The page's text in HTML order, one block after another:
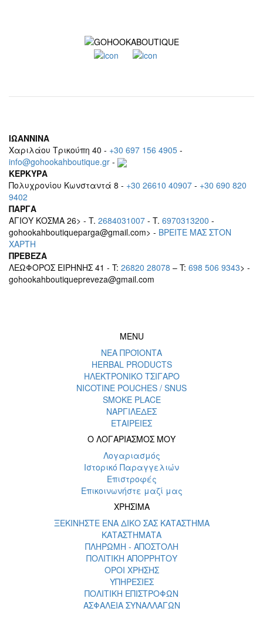
ΙΩΑΝΝΙΝΑ
Χαριλάου Τρικούπη 40 - +30 697 156 4905 -
info@gohookahboutique.gr -
ΚΕΡΚΥΡΑ
Πολυχρονίου Κωνσταντά 8 - +30 26610 40907 - +30 690 820
9402
ΠΑΡΓΑ
ΑΓΙΟΥ ΚΟΣΜΑ 26> - T. 2684031007 - T. 6970313200 -
gohookahboutiqueparga@gmail.com> - BΡEITE MAΣ ΣΤΟΝ
ΧΑΡΤΗ
ΠΡΕΒΕΖΑ
ΛΕΩΦΟΡΟΣ ΕΙΡΗΝΗΣ 41 - T: 26820 28078 – T: 698 506 9343> -
gohookahboutiquepreveza@gmail.com
MENU
ΝΕΑ ΠΡΟΪΟΝΤΑ
HERBAL PRODUCTS
ΗΛΕΚΤΡΟΝΙΚΟ ΤΣΙΓΑΡΟ
NICOTINE POUCHES / SNUS
SMOKE PLACE
ΝΑΡΓΙΛΕΔΕΣ
ΕΤΑΙΡΕΙΕΣ
Ο ΛΟΓΑΡΙΑΣΜΟΣ ΜΟΥ
Λογαριασμός
Ιστορικό Παραγγελιών
Επιστροφές
Επικοινωνήστε μαζί μας
ΧΡΗΣΙΜΑ
ΞΕΚΙΝΗΣΤΕ ΕΝΑ ΔΙΚΟ ΣΑΣ ΚΑΤΑΣΤΗΜΑ
ΚΑΤΑΣΤΗΜΑΤΑ
ΠΛΗΡΩΜΗ - ΑΠΟΣΤΟΛΗ
ΠΟΛΙΤΙΚΗ ΑΠΟΡΡΗΤΟΥ
ΟΡΟΙ ΧΡΗΣΗΣ
ΥΠΗΡΕΣΙΕΣ
ΠΟΛΙΤΙΚΗ ΕΠΙΣΤΡΟΦΩΝ
ΑΣΦΑΛΕΙΑ ΣΥΝΑΛΛΑΓΩΝ